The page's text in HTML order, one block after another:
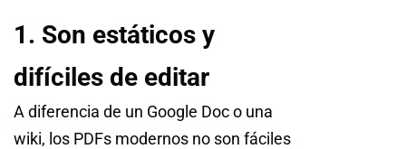
1. Son estáticos y
difíciles de editar
A diferencia de un Google Doc o una
wiki, los PDFs modernos no son fáciles